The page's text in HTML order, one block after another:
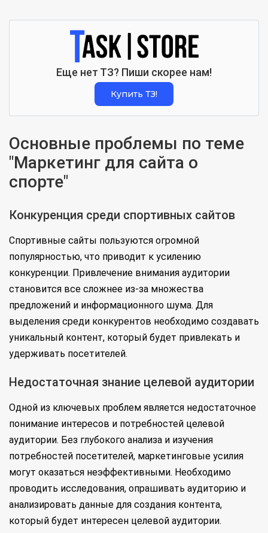
Еще нет ТЗ? Пиши скорее нам!
Купить ТЗ!
Основные проблемы по теме
"Маркетинг для сайта о
спорте"
Конкуренция среди спортивных сайтов
Спортивные сайты пользуются огромной
популярностью, что приводит к усилению
конкуренции. Привлечение внимания аудитории
становится все сложнее из-за множества
предложений и информационного шума. Для
выделения среди конкурентов необходимо создавать
уникальный контент, который будет привлекать и
удерживать посетителей.
Недостаточная знание целевой аудитории
Одной из ключевых проблем является недостаточное
понимание интересов и потребностей целевой
аудитории. Без глубокого анализа и изучения
потребностей посетителей, маркетинговые усилия
могут оказаться неэффективными. Необходимо
проводить исследования, опрашивать аудиторию и
анализировать данные для создания контента,
который будет интересен целевой аудитории.